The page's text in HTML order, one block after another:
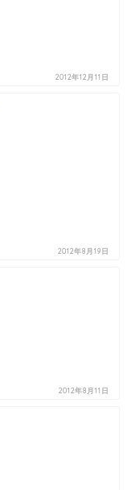
2012年12月11日
2012年8月19日
2012年8月11日